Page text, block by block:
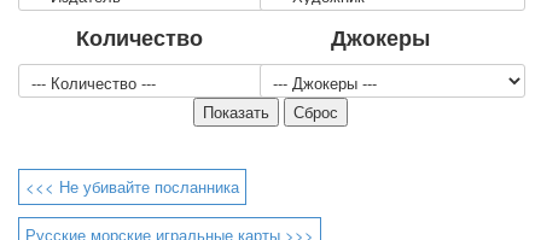
Армия и полиция
Недорогие колоды для игры
Юмор
Открытки
23 февраля
Поздравляю
Свадьба
Количество Джокеры
<<< Не убивайте посланника
Русские морские игральные карты >>>